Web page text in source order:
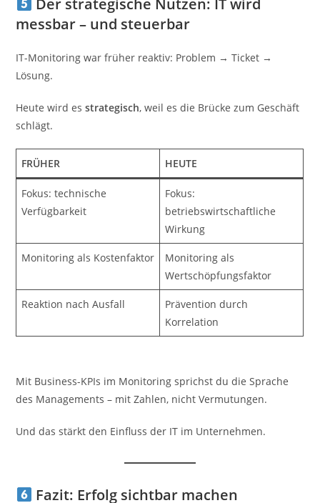
messbar – und steuerbar
IT-Monitoring war früher reaktiv: Problem → Ticket →
Lösung.
Heute wird esstrategisch, weil es die Brücke zum Geschäft
schlägt.
FRÜHER HEUTE
Fokus: technische
Verfügbarkeit
Fokus:
betriebswirtschaftliche
Wirkung
Monitoring als Kostenfaktor
Monitoring als
Wertschöpfungsfaktor
Reaktion nach Ausfall
Prävention durch
Korrelation
Mit Business-KPIs im Monitoring sprichst du die Sprache
des Managements – mit Zahlen, nicht Vermutungen.
Und das stärkt den Einfluss der IT im Unternehmen.
Fazit: Erfolg sichtbar machen